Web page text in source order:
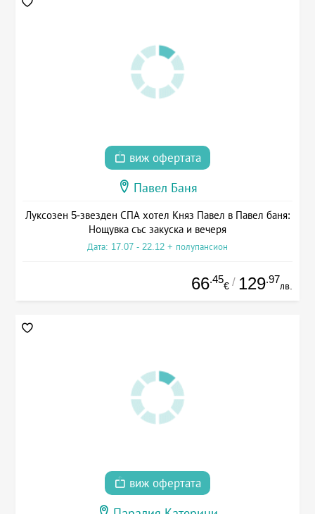
виж офертата
Павел Баня
Луксозен 5-звезден СПА хотел Княз Павел в Павел баня:
Нощувка със закуска и вечеря
Дата: 17.07 - 22.12 + полупансион
66.45
€ / 129.97
лв.
виж офертата